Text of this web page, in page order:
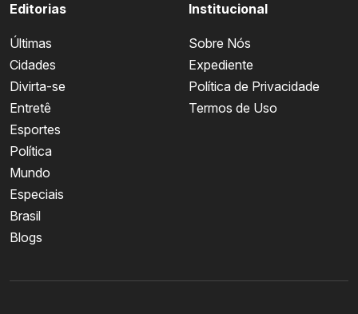
Editorias
Últimas
Cidades
Divirta-se
Entretê
Esportes
Política
Mundo
Especiais
Brasil
Blogs
Institucional
Sobre Nós
Expediente
Política de Privacidade
Termos de Uso